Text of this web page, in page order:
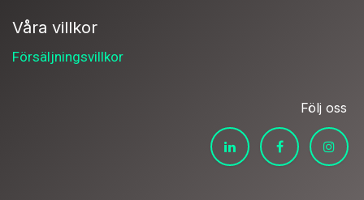
Våra villkor
Försäljningsvillkor
Följ oss